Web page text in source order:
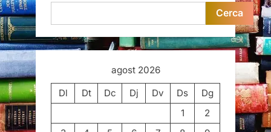
Cerca
agost 2026
Dl
Dt Dc Dj Dv Ds
Dg
1
2